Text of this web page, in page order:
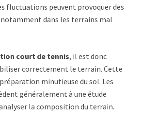
fluctuations peuvent provoquer des
dans les terrains mal
court de tennis, il est donc
correctement le terrain. Cette
minutieuse du sol. Les
généralement à une étude
la composition du terrain.